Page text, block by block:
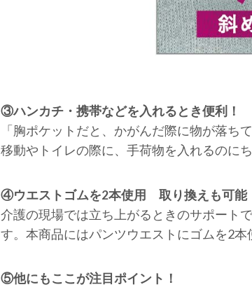
③ハンカチ・携帯などを入れるとき便利！
「胸ポケットだと、かがんだ際に物が落
移動やトイレの際に、手荷物を入れるのに
④ウエストゴムを2本使用 取り換えも可能
介護の現場では立ち上がるときのサポート
す。本商品にはパンツウエストにゴムを2
⑤他にもここが注目ポイント！